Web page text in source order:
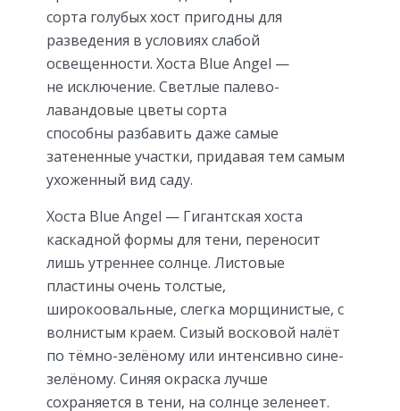
сорта голубых хост пригодны для
разведения в условиях слабой
освещенности. Хоста Blue Angel —
не исключение. Светлые палево-
лавандовые цветы сорта
способны разбавить даже самые
затененные участки, придавая тем самым
ухоженный вид саду.
Хоста Blue Angel — Гигантская хоста
каскадной формы для тени, переносит
лишь утреннее солнце. Листовые
пластины очень толстые,
широкоовальные, слегка морщинистые, с
волнистым краем. Сизый восковой налёт
по тёмно-зелёному или интенсивно сине-
зелёному. Синяя окраска лучше
сохраняется в тени, на солнце зеленеет.